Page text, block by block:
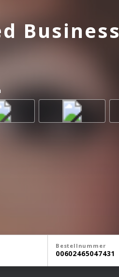
Business
Bestellnummer
00602465047431